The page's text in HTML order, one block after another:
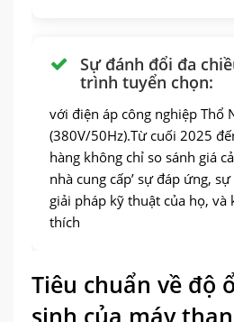
Sự đánh đổi đa
trình tuyển chọn:
với điện áp công nghiệp Thổ
(380V/50Hz).Từ cuối 2025
hàng không chỉ so sánh giá
nhà cung cấp’ sự đáp ứng,
giải pháp kỹ thuật của họ, và
thích
Tiêu chuẩn về độ
sinh của máy